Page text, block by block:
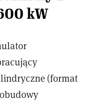
kW
(format